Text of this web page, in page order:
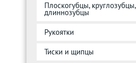
Плоскогубцы, круглозубцы,
длиннозубцы
Рукоятки
Тиски и щипцы